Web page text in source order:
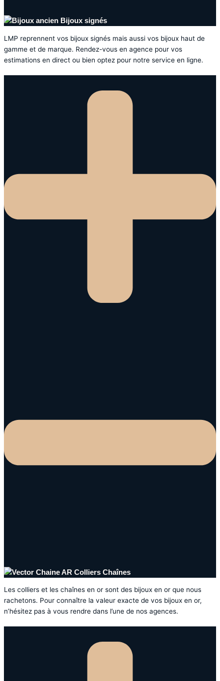
Bijoux signés
LMP reprennent vos bijoux signés mais aussi vos bijoux haut de
gamme et de marque. Rendez-vous en agence pour vos
estimations en direct ou bien optez pour notre service en ligne.
Colliers Chaînes
Les colliers et les chaînes en or sont des bijoux en or que nous
rachetons. Pour connaître la valeur exacte de vos bijoux en or,
n’hésitez pas à vous rendre dans l’une de nos agences.